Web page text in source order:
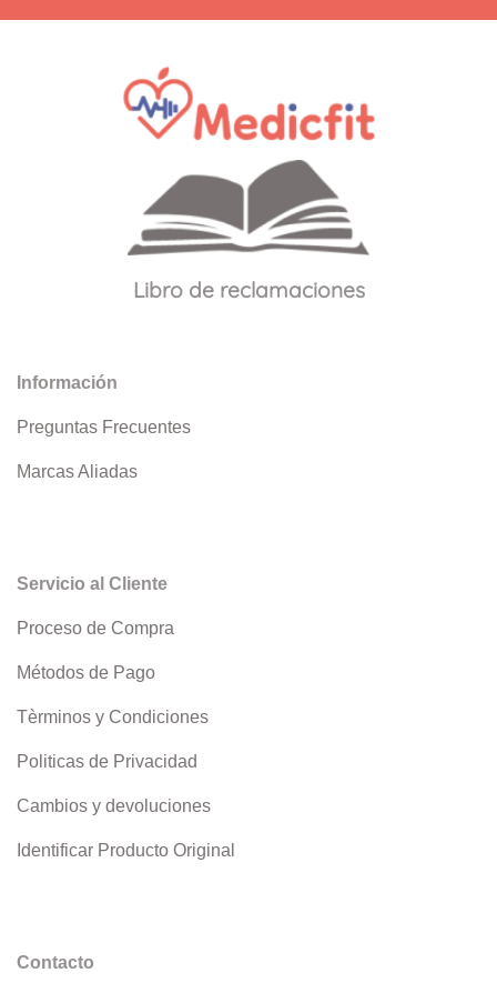
Libro de reclamaciones
Información
Preguntas Frecuentes
Marcas Aliadas
Servicio al Cliente
Proceso de Compra
Métodos de Pago
Tèrminos y Condiciones
Politicas de Privacidad
Cambios y devoluciones
Identificar Producto Original
Contacto